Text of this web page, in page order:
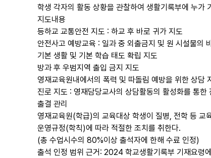
학생 각자의 활동 상황을 관찰하여 생활기록부에 누가
지도내용
등하교 교통안전 지도 : 하교 후 바로 귀가 지도
안전사고 예방교육 : 일과 중 외출금지 및 원 시설물의
기본 생활 및 기본 학습 태도 확립 지도
방과 후 우범지역 출입 금지 지도
영재교육원내에서의 폭력 및 따돌림 예방을 위한 상담
진로 지도 : 영재담당교사의 상담활동의 활성화를 통한
출결 관리
영재교육원(학급)의 교육대상 학생이 질병, 전학 등 교
운영규정(학칙)에 따라 적절한 조치를 취한다.
(총 수업시수의 80%이상 출석자에 한해 수료 인정)
출석 인정 범위 근거: 2024 학교생활기록부 기재요령